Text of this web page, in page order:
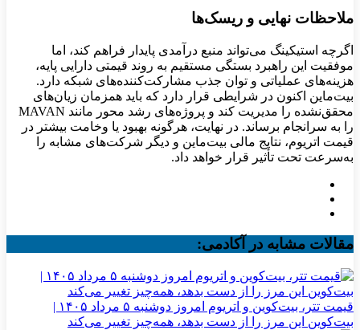
ملاحظات نهایی و ریسک‌ها
اگرچه استیکینگ می‌تواند منبع درآمدی پایدار فراهم کند، اما
موفقیت این راهبرد بستگی مستقیم به روند قیمتی دارایی پایه،
هزینه‌های عملیاتی و توان جذب مشارکت‌کننده‌های شبکه دارد.
بیت‌ماین اکنون در شرایطی قرار دارد که باید همزمان زیان‌های
محقق‌نشده را مدیریت کند و پروژه‌های رشد محور مانند MAVAN
را به سرانجام برساند. در نهایت، هرگونه بهبود یا وخامت بیشتر در
قیمت اتریوم، نتایج مالی بیت‌ماین و دیگر شرکت‌های مشابه را
به‌سرعت تحت تأثیر قرار خواهد داد.
مقالات مشابه در آکادمی:
قیمت تتر، بیت‌کوین و اتریوم امروز دوشنبه ۵ مرداد ۱۴۰۵ |
بیت‌کوین این مرز را از دست بدهد، همه‌چیز تغییر می‌کند